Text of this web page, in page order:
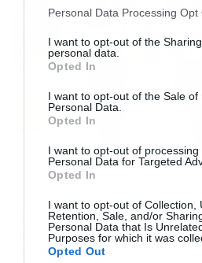
Please note that this website/app
not limited to your visit or usage
grant or deny consent to Google
use your data for below specified
consent section.
Personal Data Processing Opt
I want to opt-out of the
personal data.
Opted In
I want to opt-out of the Sale of
Personal Data.
Opted In
I want to opt-out of processing
Personal Data for Targeted
Opted In
I want to opt-out of Collection,
Retention, Sale, and/or
Personal Data that Is
Purposes for which it was
Opted Out
Η απίστευτη κίνηση των
όσους είναι κλεισμένοι
(video)